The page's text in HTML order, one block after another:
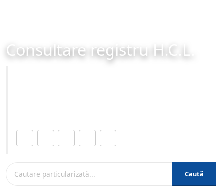
Consultare registru H.C.L.
Caută